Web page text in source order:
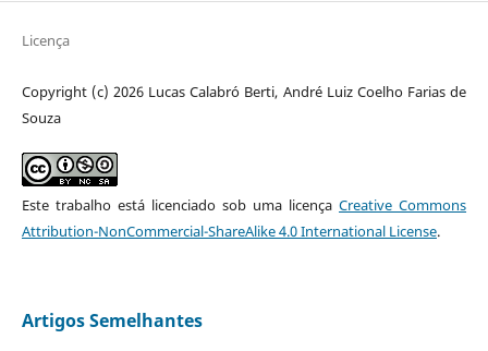
Licença
Copyright (c) 2026 Lucas Calabró Berti, André Luiz Coelho Farias de
Souza
Este trabalho está licenciado sob uma licençaCreative Commons
Attribution-NonCommercial-ShareAlike 4.0 International License.
Artigos Semelhantes